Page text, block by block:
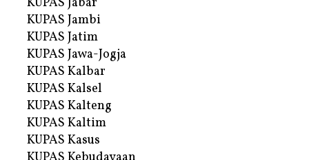
KUPAS Jambi
KUPAS Jatim
KUPAS Jawa-Jogja
KUPAS Kalbar
KUPAS Kalsel
KUPAS Kalteng
KUPAS Kaltim
KUPAS Kasus